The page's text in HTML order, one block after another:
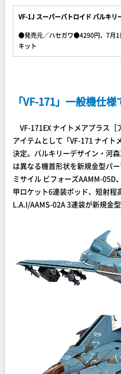
VF-1J スーパーバトロイド バルキリ
●発売元／ハセガワ●4290円、7月
キット
「VF-171」一般機仕
VF-171EX ナイトメアプラス［
アイテムとして「VF-171 ナイト
決定。バルキリーデザイン・河
は異なる機首形状を新規金型パ
ミサイル ビフォーズAAMM-
甲ロケット6連装ポッド、短射程
L.A.I/AAMS-02A 3連装が新規金